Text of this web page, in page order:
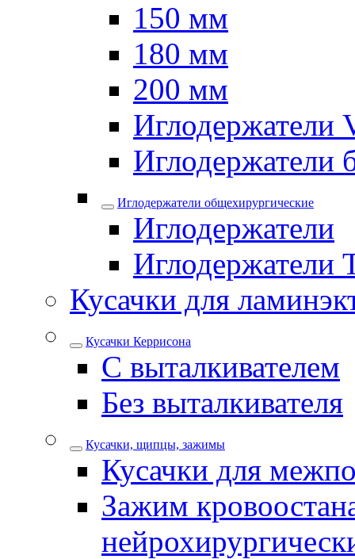
150 мм
180 мм
200 мм
Иглодержатели
Иглодержатели
Иглодержатели общехирургические
Иглодержатели
Иглодержатели
Кусачки для
Кусачки Керрисона
С выталкивателем
Без выталкивателя
Кусачки, щипцы, зажимы
Кусачки для
Зажим